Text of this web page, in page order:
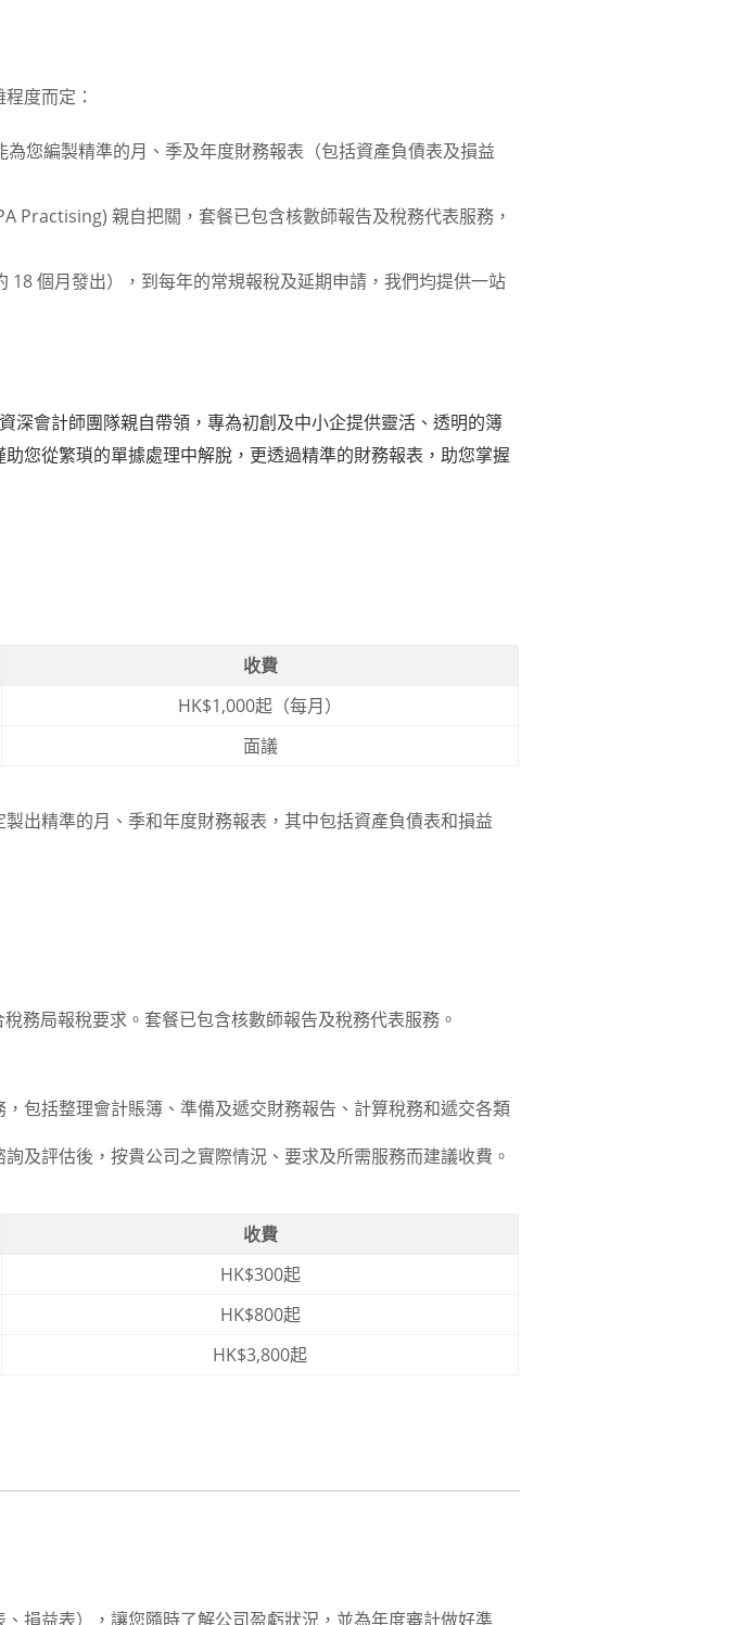
度而定：
您編製精準的月、季及年度財務報表（包括資產負債表及損益
Practising) 親自把關，套餐已包含核數師報告及稅務代表服務，
18 個月發出），到每年的常規報稅及延期申請，我們均提供一站
深會計師團隊親自帶領，專為初創及中小企提供靈活、透明的簿
您從繁瑣的單據處理中解脫，更透過精準的財務報表，助您掌握
收費
HK$1,000起（每月）
面議
出精準的月、季和年度財務報表，其中包括資產負債表和損益
務局報稅要求。套餐已包含核數師報告及稅務代表服務。
包括整理會計賬簿、準備及遞交財務報告、計算稅務和遞交各類
及評估後，按貴公司之實際情況、要求及所需服務而建議收費。
收費
HK$300起
HK$800起
HK$3,800起
損益表），讓您隨時了解公司盈虧狀況，並為年度審計做好準